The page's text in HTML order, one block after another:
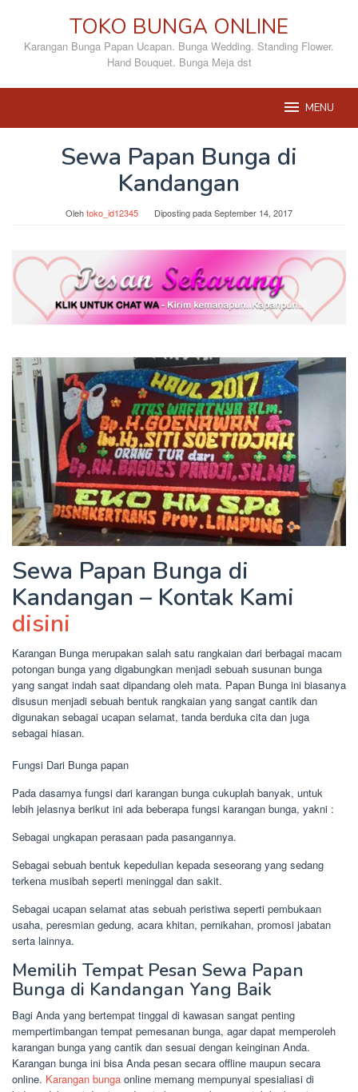
konten
TOKO BUNGA ONLINE
Karangan Bunga Papan Ucapan. Bunga Wedding. Standing Flower.
Hand Bouquet. Bunga Meja dst
MENU
Sewa Papan Bunga di
Kandangan
Olehtoko_id12345 Diposting padaSeptember 14, 2017
Sewa Papan Bunga di
Kandangan – Kontak Kami
disini
Karangan Bunga merupakan salah satu rangkaian dari berbagai macam
potongan bunga yang digabungkan menjadi sebuah susunan bunga
yang sangat indah saat dipandang oleh mata. Papan Bunga ini biasanya
disusun menjadi sebuah bentuk rangkaian yang sangat cantik dan
digunakan sebagai ucapan selamat, tanda berduka cita dan juga
sebagai hiasan.
Fungsi Dari Bunga papan
Pada dasarnya fungsi dari karangan bunga cukuplah banyak, untuk
lebih jelasnya berikut ini ada beberapa fungsi karangan bunga, yakni :
Sebagai ungkapan perasaan pada pasangannya.
Sebagai sebuah bentuk kepedulian kepada seseorang yang sedang
terkena musibah seperti meninggal dan sakit.
Sebagai ucapan selamat atas sebuah peristiwa seperti pembukaan
usaha, peresmian gedung, acara khitan, pernikahan, promosi jabatan
serta lainnya.
Memilih Tempat Pesan Sewa Papan
Bunga di Kandangan Yang Baik
Bagi Anda yang bertempat tinggal di kawasan sangat penting
mempertimbangan tempat pemesanan bunga, agar dapat memperoleh
karangan bunga yang cantik dan sesuai dengan keinginan Anda.
Karangan bunga ini bisa Anda pesan secara offline maupun secara
online. Karangan bunga online memang mempunyai spesialiasi di